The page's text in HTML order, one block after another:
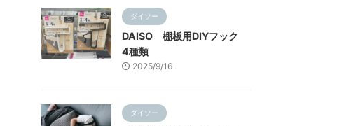
ダイソー
DAISO 棚板用DIYフック
4種類
2025/9/16
ダイソー